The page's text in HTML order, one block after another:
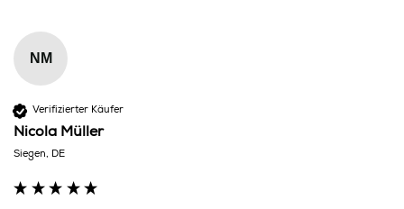
NM
Verifizierter Käufer
Nicola Müller
Siegen, DE